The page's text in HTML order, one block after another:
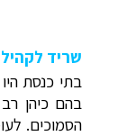
שריד
בתי כנסת היו
בהם כיהן
הסמוכים.